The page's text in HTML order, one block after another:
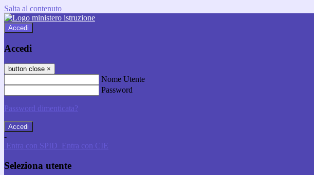
Salta al contenuto
Accedi
Accedi
button close ×
Nome Utente
Password
Password dimenticata?
-
Entra con SPID Entra con CIE
Seleziona utente